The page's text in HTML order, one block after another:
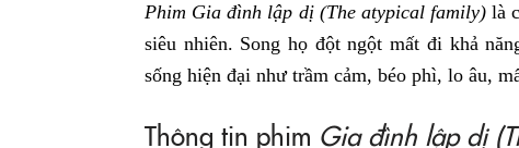
Phim Gia đình lập dị (The atypical family)là
siêu nhiên. Song họ đột ngột mất đi khả
sống hiện đại như trầm cảm, béo phì, lo âu,
Thông tin phim Gia đình lập dị